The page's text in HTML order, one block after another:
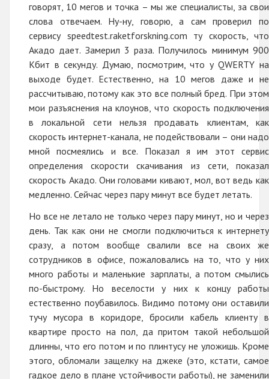
говорят, 10 мегов и точка – мы же специалисты, за свои
слова отвечаем. Ну-ну, говорю, а сам проверил по
сервису speedtest.raketforskning.com ту скорость, что
Акадо дает. Замерил 3 раза. Получилось минимум 900
Кбит в секунду. Думаю, посмотрим, что у QWERTY на
выходе будет. Естественно, на 10 мегов даже и не
рассчитываю, потому как это все полный бред. При этом
мои разъяснения на клоунов, что скорость подключения
в локальной сети нельзя продавать клиентам, как
скорость интернет-канала, не подействовали – они надо
мной посмеялись и все. Показал я им этот сервис
определения скорости скачивания из сети, показал
скорость Акадо. Они головами кивают, мол, вот ведь как
медленно. Сейчас через пару минут все будет летать.
Но все не летало не только через пару минут, но и через
день. Так как они не смогли подключиться к интернету
сразу, а потом вообще свалили все на своих же
сотрудников в офисе, пожаловались на то, что у них
много работы и маленькие зарплаты, а потом смылись
по-быстрому. Но веселости у них к концу работы
естественно поубавилось. Видимо потому они оставили
тучу мусора в коридоре, бросили кабель клиенту в
квартире просто на пол, да притом такой небольшой
длинны, что его потом и по плинтусу не уложишь. Кроме
этого, обломали защелку на джеке (это, кстати, самое
гадкое дело в плане устойчивости работы), не заменили